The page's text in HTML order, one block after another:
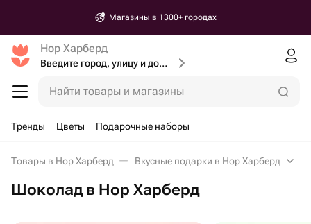
Магазины в 1300+ городах
Нор Харберд
Введите город, улицу и дом доставки
Найти товары и магазины
Тренды Цветы Подарочные наборы
Товары в Нор Харберд Вкусные подарки в Нор Харберд
Шоколад в Нор Харберд